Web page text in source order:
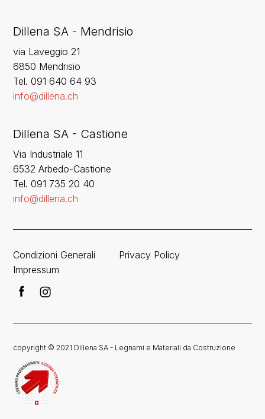
Dillena SA - Mendrisio
via Laveggio 21
6850 Mendrisio
Tel. 091 640 64 93
info@dillena.ch
Dillena SA - Castione
Via Industriale 11
6532 Arbedo-Castione
Tel. 091 735 20 40
info@dillena.ch
Condizioni Generali
Privacy Policy
Impressum
copyright © 2021 Dillena SA - Legnami e Materiali da Costruzione